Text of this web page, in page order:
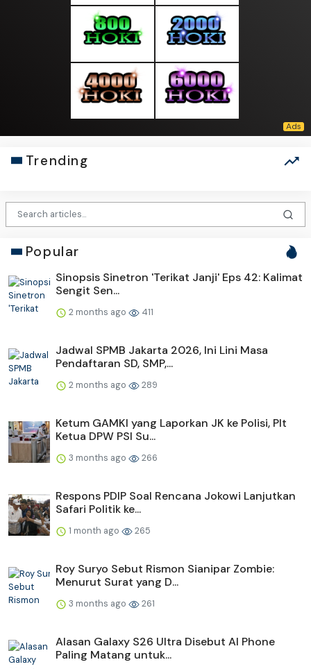
Trending
Popular
Sinopsis Sinetron 'Terikat Janji' Eps 42: Kalimat
Sengit Sen...
2 months ago 411
Jadwal SPMB Jakarta 2026, Ini Lini Masa
Pendaftaran SD, SMP,...
2 months ago 289
Ketum GAMKI yang Laporkan JK ke Polisi, Plt
Ketua DPW PSI Su...
3 months ago 266
Respons PDIP Soal Rencana Jokowi Lanjutkan
Safari Politik ke...
1 month ago 265
Roy Suryo Sebut Rismon Sianipar Zombie:
Menurut Surat yang D...
3 months ago 261
Alasan Galaxy S26 Ultra Disebut AI Phone
Paling Matang untuk...